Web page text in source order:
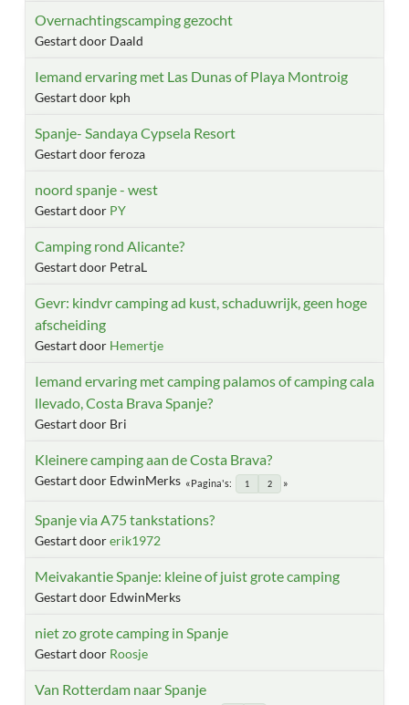
Overnachtingscamping gezocht
Gestart door Daald
Iemand ervaring met Las Dunas of Playa Montroig
Gestart door kph
Spanje- Sandaya Cypsela Resort
Gestart door feroza
noord spanje - west
Gestart door PY
Camping rond Alicante?
Gestart door PetraL
Gevr: kindvr camping ad kust, schaduwrijk, geen hoge
afscheiding
Gestart door Hemertje
Iemand ervaring met camping palamos of camping cala
llevado, Costa Brava Spanje?
Gestart door Bri
Kleinere camping aan de Costa Brava?
Gestart door EdwinMerks Pagina's 1 2
Spanje via A75 tankstations?
Gestart doorerik1972
Meivakantie Spanje: kleine of juist grote camping
Gestart door EdwinMerks
niet zo grote camping in Spanje
Gestart door Roosje
Van Rotterdam naar Spanje